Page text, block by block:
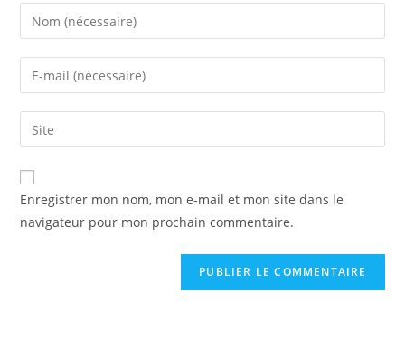
Enregistrer mon nom, mon e-mail et mon site dans le
navigateur pour mon prochain commentaire.